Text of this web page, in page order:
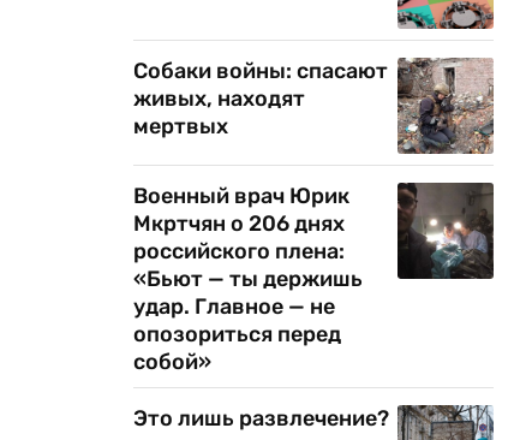
Собаки войны: спасают
живых, находят
мертвых
Военный врач Юрик
Мкртчян о 206 днях
российского плена:
«Бьют — ты держишь
удар. Главное — не
опозориться перед
собой»
Это лишь развлечение?